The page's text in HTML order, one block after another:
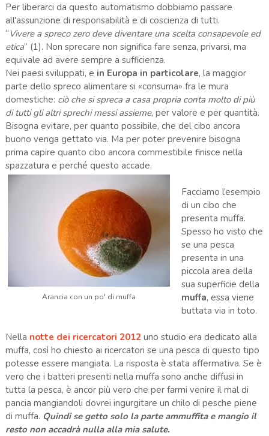
Per liberarci da questo automatismo dobbiamo passare
all'assunzione di responsabilità e di coscienza di tutti.
“Vivere a spreco zero deve diventare una scelta consapevole ed
etica” (1). Non sprecare non significa fare senza, privarsi, ma
equivale ad avere sempre a sufficienza.
Nei paesi sviluppati, e in Europa in particolare, la maggior
parte dello spreco alimentare si «consuma» fra le mura
domestiche: ciò che si spreca a casa propria conta molto di più
di tutti gli altri sprechi messi assieme, per valore e per quantità.
Bisogna evitare, per quanto possibile, che del cibo ancora
buono venga gettato via. Ma per poter prevenire bisogna
prima capire quanto cibo ancora commestibile finisce nella
spazzatura e perché questo accade.
Arancia con un po' di muffa
Facciamo l’esempio
di un cibo che
presenta muffa.
Spesso ho visto che
se una pesca
presenta in una
piccola area della
sua superficie della
muffa, essa viene
buttata via in toto.
Nella notte dei ricercatori 2012uno studio era dedicato alla
muffa, così ho chiesto ai ricercatori se una pesca di questo tipo
potesse essere mangiata. La risposta è stata affermativa. Se è
vero che i batteri presenti nella muffa sono anche diffusi in
tutta la pesca, è ancor più vero che per farmi venire il mal di
pancia mangiandoli dovrei ingurgitare un chilo di pesche piene
di muffa. Quindi se getto solo la parte ammuffita e mangio il
resto non accadrà nulla alla mia salute.